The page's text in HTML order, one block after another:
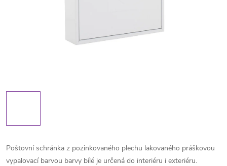
Poštovní schránka z pozinkovaného plechu lakovaného práškovou
vypalovací barvou barvy bílé je určená do interiéru i exteriéru.